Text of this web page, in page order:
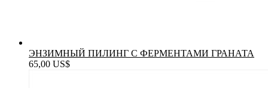
ЭНЗИМНЫЙ ПИЛИНГ С ФЕРМЕНТАМИ ГРАНАТА
65,00 US$